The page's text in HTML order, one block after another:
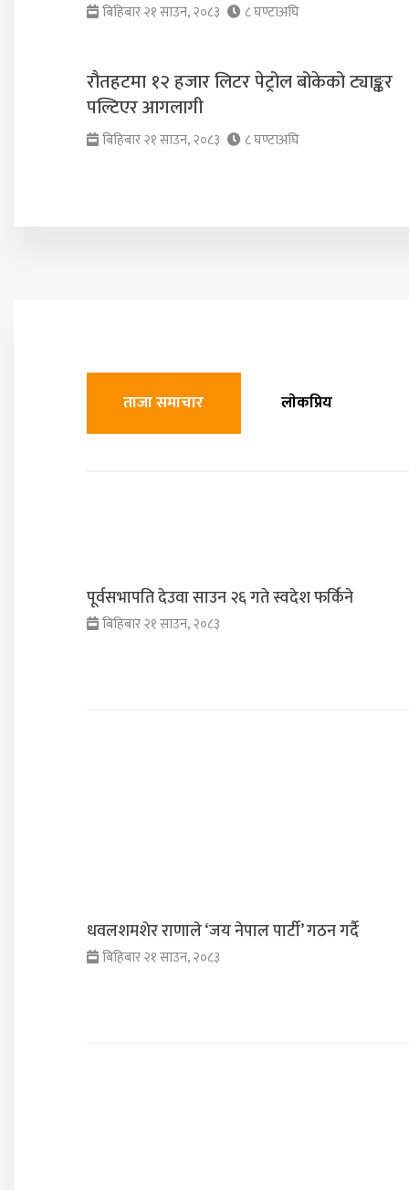
बिहिबार २१ साउन, २०८३ ८ घण्टाअघि
रौतहटमा १२ हजार लिटर पेट्रोल बोकेको ट्याङ्कर
पल्टिएर आगलागी
बिहिबार २१ साउन, २०८३ ८ घण्टाअघि
ताजा समाचार लाेकप्रिय
पूर्वसभापति देउवा साउन २६ गते स्वदेश फर्किने
बिहिबार २१ साउन, २०८३
धवलशमशेर राणाले ‘जय नेपाल पार्टी’ गठन गर्दै
बिहिबार २१ साउन, २०८३